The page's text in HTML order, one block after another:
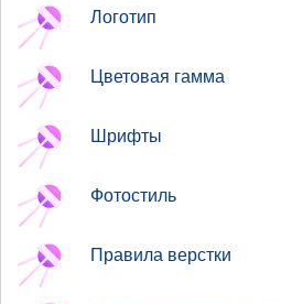
Логотип
Цветовая гамма
Шрифты
Фотостиль
Правила верстки